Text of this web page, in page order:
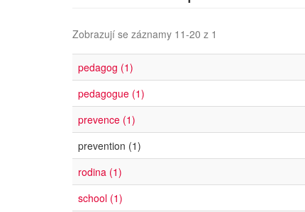
Zobrazují se záznamy 11-20 z 1
pedagog (1)
pedagogue (1)
prevence (1)
prevention (1)
rodina (1)
school (1)